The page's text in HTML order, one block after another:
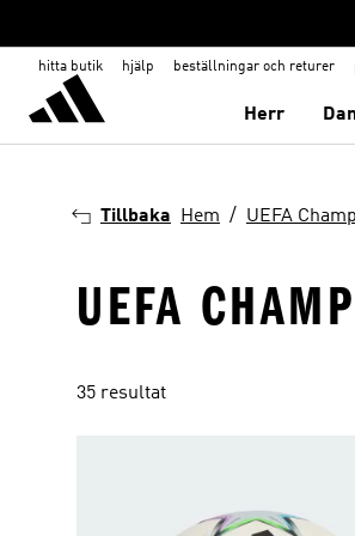
hitta butik hjälp beställningar och returer
Herr
Tillbaka Hem UEFA
UEFA
35 resultat